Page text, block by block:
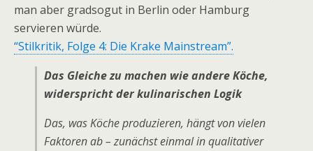
man aber gradsogut in Berlin oder Hamburg
servieren würde.
“Stilkritik, Folge 4: Die Krake Mainstream”.
Das Gleiche zu machen wie andere Köche,
widerspricht der kulinarischen Logik
Das, was Köche produzieren, hängt von vielen
Faktoren ab – zunächst einmal in qualitativer